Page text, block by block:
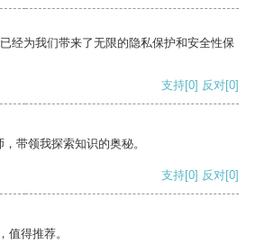
经为我们带来了无限的隐私保护和安全性保
支持[0] 反对[0]
带领我探索知识的奥秘。
支持[0] 反对[0]
值得推荐。